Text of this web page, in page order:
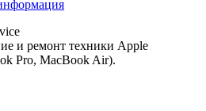
и ремонт техники Apple
Pro, MacBook Air).